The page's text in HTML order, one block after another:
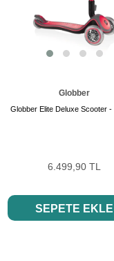
Globber
Globber Elite Deluxe Scooter -
6.499,90 TL
SEPETE EKLE